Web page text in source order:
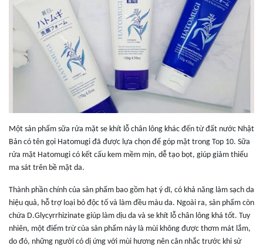
Một sản phẩm sữa rửa mặt se khít lỗ chân lông khác đến từ đất nước Nhật
Bản có tên gọi Hatomugi đã được lựa chọn để góp mặt trong Top 10. Sữa
rửa mặt Hatomugi có kết cấu kem mềm mịn, dễ tạo bọt, giúp giảm thiểu
ma sát trên bề mặt da.
Thành phần chính của sản phẩm bao gồm hạt ý dĩ, có khả năng làm sạch da
hiệu quả, hỗ trợ loại bỏ độc tố và làm đều màu da. Ngoài ra, sản phẩm còn
chứa D.Glycyrrhizinate giúp làm dịu da và se khít lỗ chân lông khá tốt. Tuy
nhiên, một điểm trừ của sản phẩm này là mùi không được thơm mát lắm,
do đó, những người có dị ứng với mùi hương nên cân nhắc trước khi sử